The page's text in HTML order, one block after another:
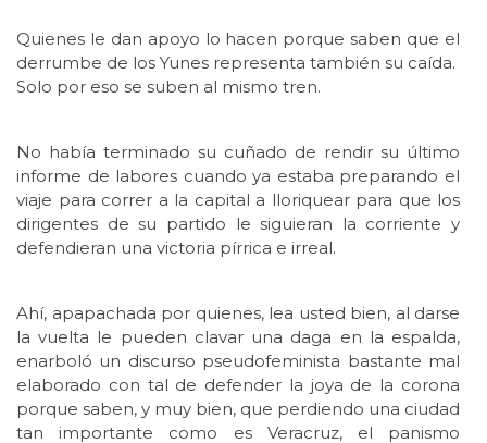
Quienes le dan apoyo lo hacen porque saben que el
derrumbe de los Yunes representa también su caída.
Solo por eso se suben al mismo tren.
No había terminado su cuñado de rendir su último
informe de labores cuando ya estaba preparando el
viaje para correr a la capital a lloriquear para que los
dirigentes de su partido le siguieran la corriente y
defendieran una victoria pírrica e irreal.
Ahí, apapachada por quienes, lea usted bien, al darse
la vuelta le pueden clavar una daga en la espalda,
enarboló un discurso pseudofeminista bastante mal
elaborado con tal de defender la joya de la corona
porque saben, y muy bien, que perdiendo una ciudad
tan importante como es Veracruz, el panismo